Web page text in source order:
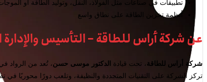
تطبيقات في صناعات مثل الفولاذ، النقل، وتوليد الطاقة أو
أنظمة تخزين الطاقة على نطاق واسع
عن شركة أراس للطاقة – التأسيس
شركة أراس للطاقة ، تحت قيادة الدكتور موسى حسن، تُعد من الرواد
تركز الشركة على التقنيات المتجددة والنظيفة، وتلعب دورًا محوريًا في